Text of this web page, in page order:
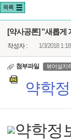
목록
[약사공론] "새롭게
작성자 : 1/3/2018
첨부파일 뷰어설치
약학
약학정